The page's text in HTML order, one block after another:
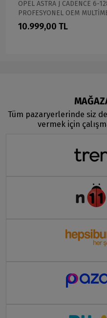
OPEL ASTRA J CADENCE 6-
PROFESYONEL OEM
10.999,00 TL
Tüm pazaryerlerinde siz
vermek için